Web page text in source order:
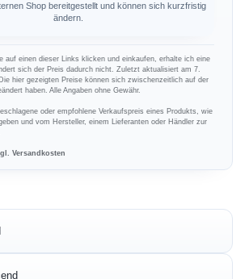
Shop bereitgestellt und können sich kurzfristig
ändern.
auf einen dieser Links klicken und einkaufen, erhalte ich eine
sich der Preis dadurch nicht. Zuletzt aktualisiert am 7.
hier gezeigten Preise können sich zwischenzeitlich auf der
haben. Alle Angaben ohne Gewähr.
oder empfohlene Verkaufspreis eines Produkts, wie
und vom Hersteller, einem Lieferanten oder Händler zur
Versandkosten